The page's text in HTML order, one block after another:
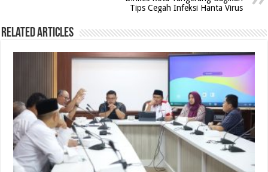
Tips Cegah Infeksi Hanta Virus
Related Articles